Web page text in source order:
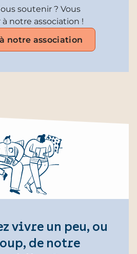
soutenir ? Vous
notre association !
notre association
vivre un peu, ou
de notre